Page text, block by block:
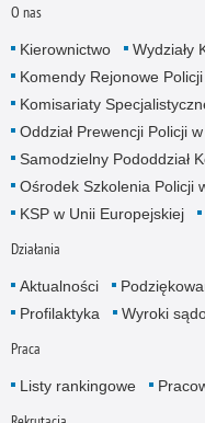
O nas
Kierownictwo Wydziały
Komendy Rejonowe Policji
Komisariaty
Oddział Prewencji Policji
Samodzielny Pododdział
Ośrodek Szkolenia Policji
KSP w Unii Europejskiej
Działania
Aktualności
Profilaktyka
Wyroki
Praca
Listy rankingowe